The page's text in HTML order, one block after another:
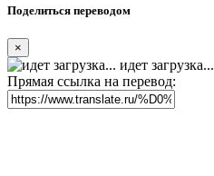
Поделиться переводом
×
идет загрузка...
Прямая ссылка на перевод: